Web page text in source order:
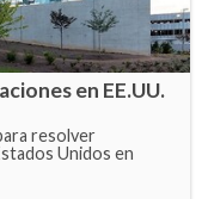
en EE.UU.
resolver
Unidos en